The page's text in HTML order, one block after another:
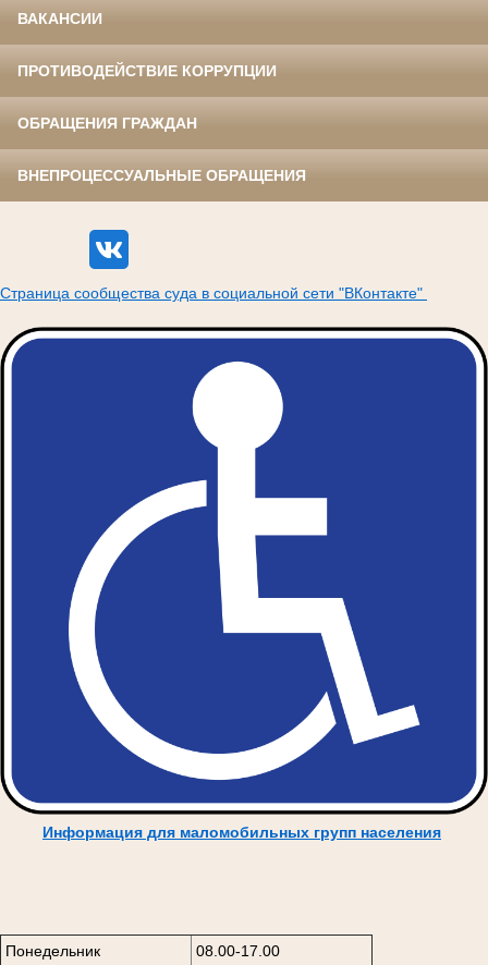
ВАКАНСИИ
ПРОТИВОДЕЙСТВИЕ КОРРУПЦИИ
ОБРАЩЕНИЯ ГРАЖДАН
ВНЕПРОЦЕССУАЛЬНЫЕ ОБРАЩЕНИЯ
Страница сообщества суда в социальной сети "ВКонтакте"
Информация для маломобильных групп населения
Понедельник
08.00-17.00